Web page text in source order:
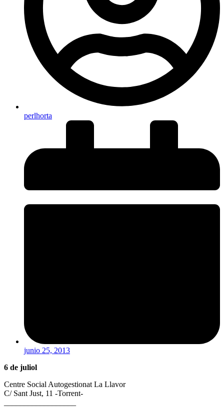
perlhorta
junio 25, 2013
6 de juliol
Centre Social Autogestionat La Llavor
C/ Sant Just, 11 -Torrent-